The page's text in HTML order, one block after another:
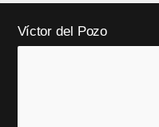
Víctor del Pozo